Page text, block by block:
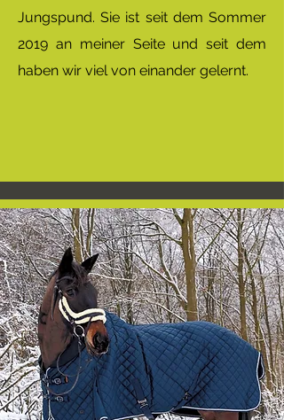
Jungspund. Sie ist seit dem Sommer
2019 an meiner Seite und seit dem
haben wir viel von einander gelernt.